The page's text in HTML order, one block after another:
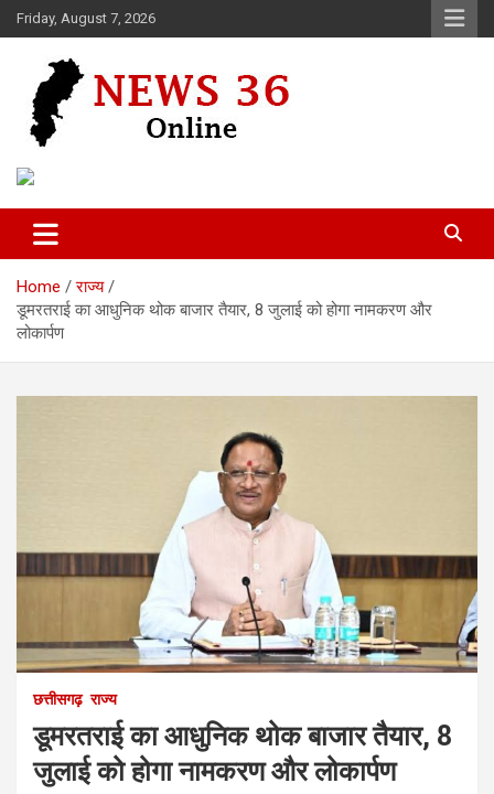
Skip
to
Friday, August 7, 2026
News 36
Home
राज्य
डूमरतराई का आधुनिक थोक बाजार तैयार, 8 जुलाई को होगा नामकरण और
लोकार्पण
छत्तीसगढ़ राज्य
डूमरतराई का आधुनिक थोक बाजार तैयार, 8
जुलाई को होगा नामकरण और लोकार्पण